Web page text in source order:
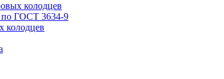
колодцев
по ГОСТ 3634-9
колодцев